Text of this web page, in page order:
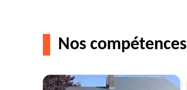
Nos compétences